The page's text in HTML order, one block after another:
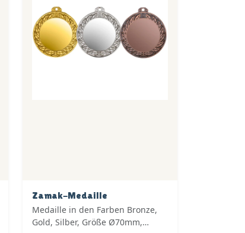
Zamak-Medaille
Medaille in den Farben Bronze,
Gold, Silber, Größe Ø70mm,